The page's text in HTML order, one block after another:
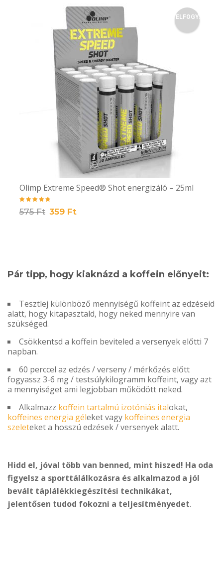
ELFOGY.
Olimp Extreme Speed® Shot energizáló – 25ml
575Ft 359 Ft
Pár tipp, hogy kiaknázd a koffein előnyeit:
Tesztlej különböző mennyiségű koffeint az edzéseid
alatt, hogy kitapasztald, hogy neked mennyire van
szükséged.
Csökkentsd a koffein beviteled a versenyek előtti 7
napban.
60 perccel az edzés / verseny / mérkőzés előtt
fogyassz 3-6 mg / testsúlykilogramm koffeint, vagy azt
a mennyiséget ami legjobban működött neked.
Alkalmazz koffein tartalmú izotóniás italokat,
koffeines energia géleket vagy koffeines energia
szeleteket a hosszú edzések / versenyek alatt.
Hidd el, jóval több van benned, mint hiszed! Ha oda
figyelsz a sporttálálkozásra és alkalmazod a jól
bevált táplálékkiegészítési technikákat,
jelentősen tudod fokozni a teljesítményedet.